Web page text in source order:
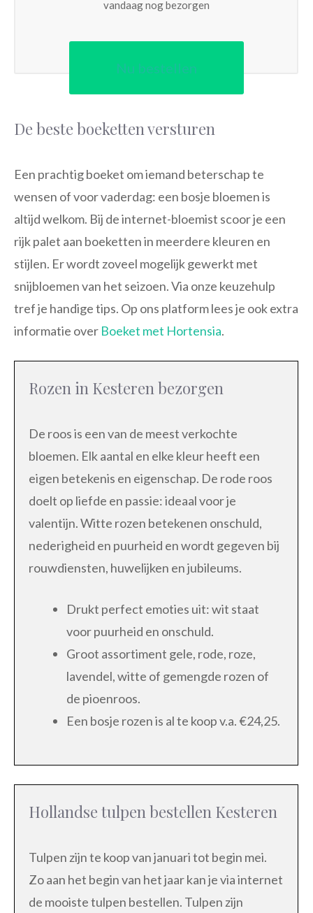
vandaag nog bezorgen
Nu bestellen
De beste boeketten versturen
Een prachtig boeket om iemand beterschap te
wensen of voor vaderdag: een bosje bloemen is
altijd welkom. Bij de internet-bloemist scoor je een
rijk palet aan boeketten in meerdere kleuren en
stijlen. Er wordt zoveel mogelijk gewerkt met
snijbloemen van het seizoen. Via onze keuzehulp
tref je handige tips. Op ons platform lees je ook extra
informatie over Boeket met Hortensia.
Rozen in Kesteren bezorgen
De roos is een van de meest verkochte
bloemen. Elk aantal en elke kleur heeft een
eigen betekenis en eigenschap. De rode roos
doelt op liefde en passie: ideaal voor je
valentijn. Witte rozen betekenen onschuld,
nederigheid en puurheid en wordt gegeven bij
rouwdiensten, huwelijken en jubileums.
Drukt perfect emoties uit: wit staat
voor puurheid en onschuld.
Groot assortiment gele, rode, roze,
lavendel, witte of gemengde rozen of
de pioenroos.
Een bosje rozen is al te koop v.a. €24,25.
Hollandse tulpen bestellen Kesteren
Tulpen zijn te koop van januari tot begin mei.
Zo aan het begin van het jaar kan je via internet
de mooiste tulpen bestellen. Tulpen zijn